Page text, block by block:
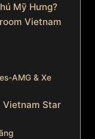
Mỹ Hưng?
Vietnam
AMG & Xe
Vietnam Star